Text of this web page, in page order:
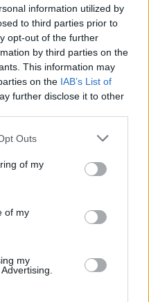
information utilized by
to third parties prior to
opt-out of the further
by third parties on the
This information may
on the IAB’s List of
further disclose it to other
Outs
of my
of my
my
Δημοφιλή
σεισμό στην Ιαπωνία:
τους ασθενή την
Παντρεύονται
στο μέτωπο για να